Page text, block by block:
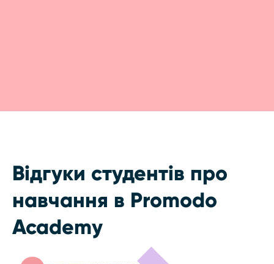
Відгуки студентів про
навчання в Promodo
Academy